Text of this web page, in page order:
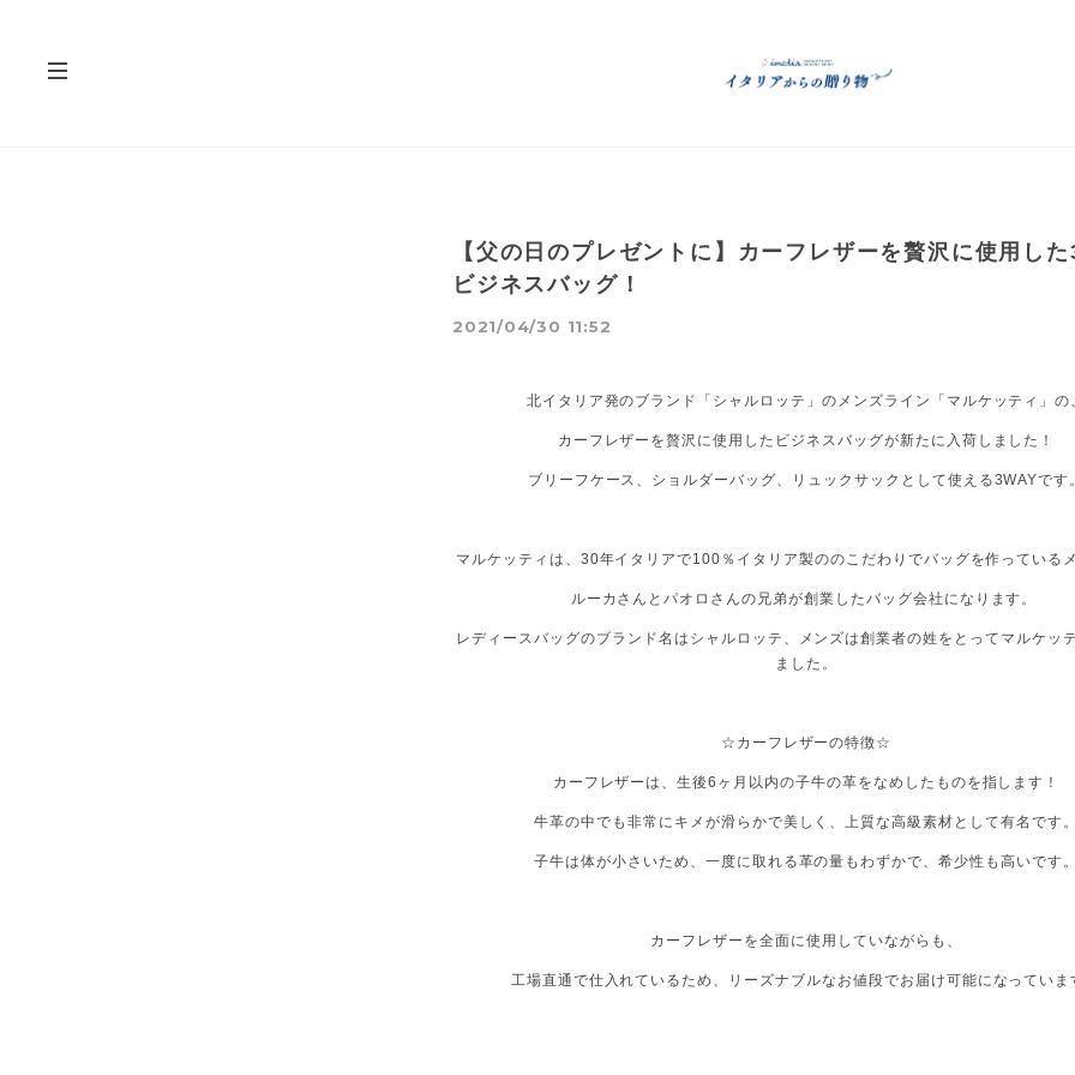
【父の日のプレゼントに】カーフレザーを贅沢に使用した
ビジネスバッグ！
2021/04/30 11:52
北イタリア発のブランド「シャルロッテ」のメンズライン「マルケッティ」の
カーフレザーを贅沢に使用したビジネスバッグが新たに入荷しました！
ブリーフケース、ショルダーバッグ、リュックサックとして使える3WAYです
マルケッティは、30年イタリアで100％イタリア製ののこだわりでバッグを作っている
ルーカさんとパオロさんの兄弟が創業したバッグ会社になります。
レディースバッグのブランド名はシャルロッテ、メンズは創業者の姓をとってマルケッ
ました。
☆カーフレザーの特徴☆
カーフレザーは、生後6ヶ月以内の子牛の革をなめしたものを指します！
牛革の中でも非常にキメが滑らかで美しく、上質な高級素材として有名です。
子牛は体が小さいため、一度に取れる革の量もわずかで、希少性も高いです。
カーフレザーを全面に使用していながらも、
工場直通で仕入れているため、リーズナブルなお値段でお届け可能になっていま